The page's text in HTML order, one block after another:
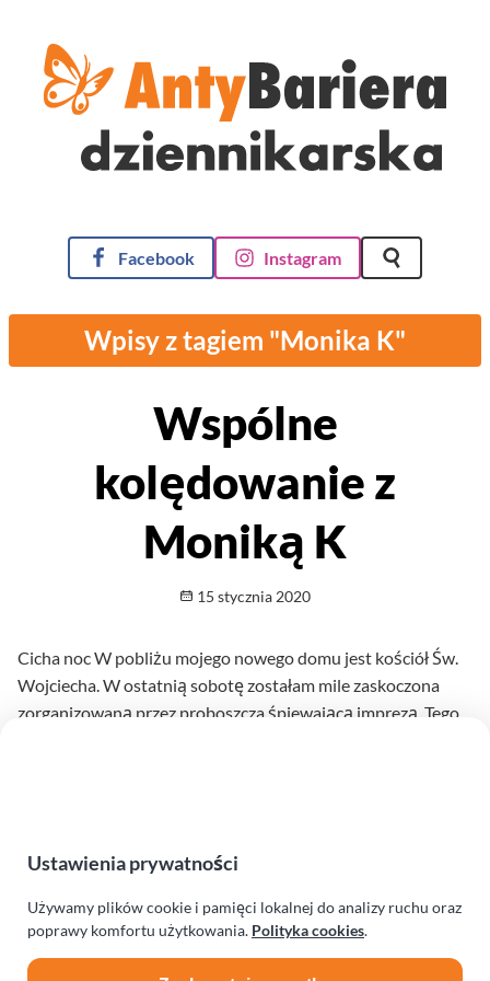
AntyBariera Dziennikarska
Facebook
Instagram Szukaj na
Wpisy z tagiem "Monika K"
Wspólne
kolędowanie z
Moniką K
Opublikowano
15 stycznia 2020
Cicha noc W pobliżu mojego nowego domu jest kościół Św.
Wojciecha. W ostatnią sobotę zostałam mile zaskoczona
zorganizowaną przez proboszcza śpiewającą imprezą. Tego
Czytaj dalej
Ustawienia prywatności
Używamy plików cookie i pamięci lokalnej do analizy ruchu oraz
poprawy komfortu użytkowania. Polityka cookies.